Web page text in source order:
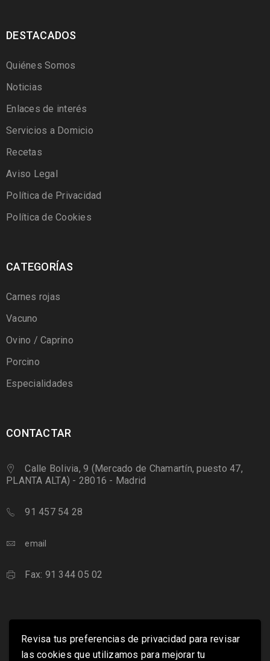
Revisa tus preferencias de privacidad para revisar
las cookies que utilizamos para mejorar tu
DESTACADOS
Quiénes Somos
Noticias
Enlaces de interés
Servicios a Domicio
Recetas
Aviso Legal
Política de Privacidad
Política de Cookies
CATEGORÍAS
Carnes rojas
Vacuno
Ovino / Caprino
Porcino
Especialidades
CONTACTAR
Calle Bolivia, 9 (Mercado de Chamartín, puesto 47,
PLANTA ALTA) - 28016 - Madrid
91 457 54 28
email
Fax: 91 344 05 02